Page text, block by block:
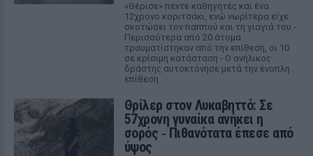
«Θέρισε» πέντε καθηγητές και ένα
12χρονο κοριτσάκι, ενώ νωρίτερα είχε
σκοτώσει τον παππού και τη γιαγιά του -
Περισσότερα από 20 άτομα
τραυματίστηκαν από την επίθεση, οι 10
σε κρίσιμη κατάσταση - Ο ανήλικος
δράστης αυτοκτόνησε μετά την ένοπλη
επίθεση
Θρίλερ στον Λυκαβηττό: Σε
57χρονη γυναίκα ανήκει η
σορός ‑ Πιθανότατα έπεσε από
ύψος